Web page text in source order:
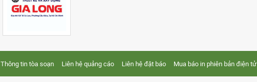
Thông tin tòa soạn Liên hệ quảng cáo Liên hệ đặt báo Mua báo in phiên bản điện tử